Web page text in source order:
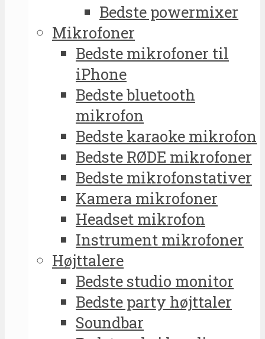
Bedste powermixer
Mikrofoner
Bedste mikrofoner til
iPhone
Bedste bluetooth
mikrofon
Bedste karaoke mikrofon
Bedste RØDE mikrofoner
Bedste mikrofonstativer
Kamera mikrofoner
Headset mikrofon
Instrument mikrofoner
Højttalere
Bedste studio monitor
Bedste party højttaler
Soundbar